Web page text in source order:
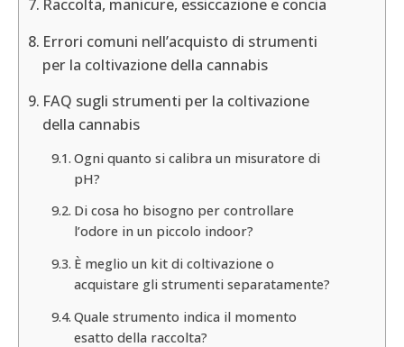
Raccolta, manicure, essiccazione e concia
Errori comuni nell’acquisto di strumenti
per la coltivazione della cannabis
FAQ sugli strumenti per la coltivazione
della cannabis
Ogni quanto si calibra un misuratore di
pH?
Di cosa ho bisogno per controllare
l’odore in un piccolo indoor?
È meglio un kit di coltivazione o
acquistare gli strumenti separatamente?
Quale strumento indica il momento
esatto della raccolta?